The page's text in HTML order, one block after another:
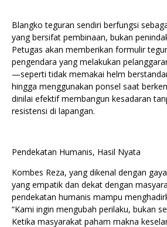
Blangko teguran sendiri berfungsi
yang bersifat pembinaan, bukan
Petugas akan memberikan formulir
pengendara yang melakukan
—seperti tidak memakai helm
hingga menggunakan ponsel saat
dinilai efektif membangun kesadaran
resistensi di lapangan.
Pendekatan Humanis, Hasil Nyata
Kombes Reza, yang dikenal dengan
yang empatik dan dekat dengan
pendekatan humanis mampu
“Kami ingin mengubah perilaku, bukan
Ketika masyarakat paham makna